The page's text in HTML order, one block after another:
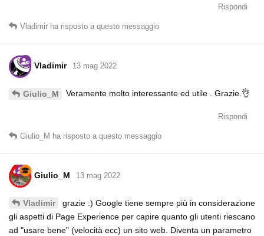
Rispondi
Vladimir ha risposto a questo messaggio
Vladimir 13 mag 2022
Giulio_M Veramente molto interessante ed utile . Grazie.👌
Rispondi
Giulio_M ha risposto a questo messaggio
Giulio_M 13 mag 2022
Vladimir
grazie :) Google tiene sempre più in considerazione
gli aspetti di Page Experience per capire quanto gli utenti riescano
ad "usare bene" (velocità ecc) un sito web. Diventa un parametro